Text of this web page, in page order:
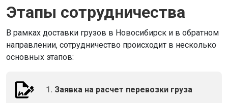
Этапы сотрудничества
В рамках доставки грузов в Новосибирск и в обратном
направлении, сотрудничество происходит в несколько
основных этапов:
1. Заявка на расчет перевозки груза